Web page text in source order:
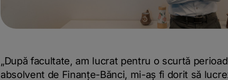
„După facultate, am lucrat pentru o scurtă
absolvent de Finanțe-Bănci, mi-aș fi dorit să